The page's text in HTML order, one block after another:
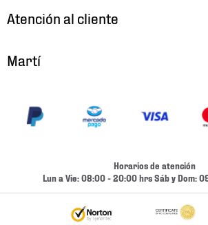
Atención al cliente
Cambios y Devoluciones
Condiciones de Entrega y Devolución Marketplace
Martí
Ubica tu Tienda
Términos y Condiciones
Horarios de atención
Lun a Vie: 08:00 - 20:00 hrs Sáb y Dom: